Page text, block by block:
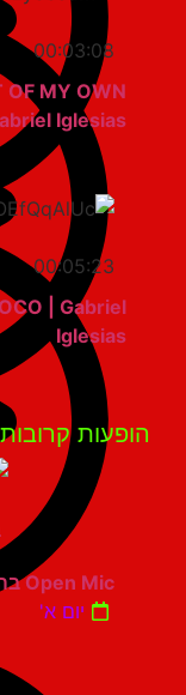
00:03:08
OF MY OWN
| Gabriel Iglesias
00:05:23
LOCO | Gabriel
Iglesias
קרובות
Open Mic בהנחיית שחר חסון
יום א'